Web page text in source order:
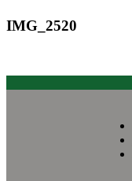
IMG_2520